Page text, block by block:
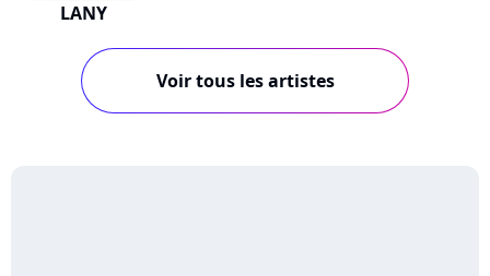
LANY
Voir tous les artistes